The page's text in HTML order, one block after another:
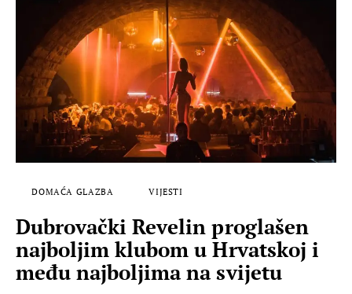
DOMAĆA GLAZBA VIJESTI
Dubrovački Revelin proglašen
najboljim klubom u Hrvatskoj i
među najboljima na svijetu